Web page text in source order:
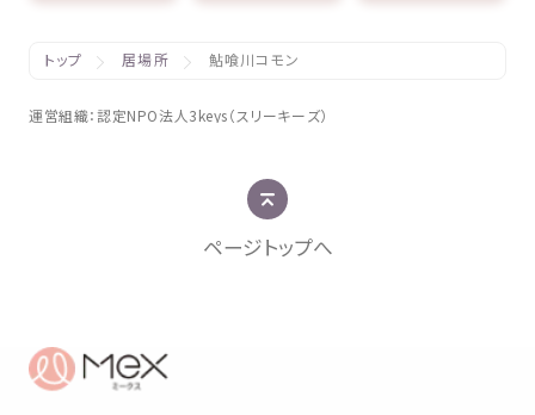
トップ 居場所 鮎喰川コモン
運営組織：認定NPO法人 3keys（スリーキーズ）
ページトップへ